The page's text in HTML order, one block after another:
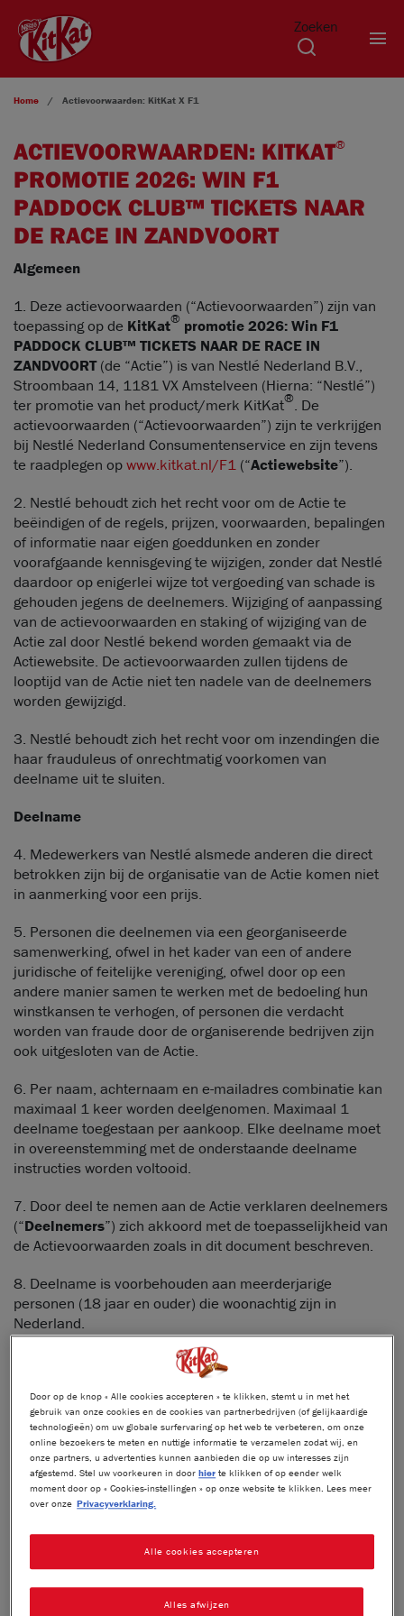
Zoeken
Home Actievoorwaarden: KitKat X F1
ACTIEVOORWAARDEN: KITKAT®
PROMOTIE 2026: WIN F1
PADDOCK CLUB™ TICKETS NAAR
DE RACE IN ZANDVOORT
Algemeen
1. Deze actievoorwaarden (“Actievoorwaarden”) zijn van
toepassing op de KitKat® promotie 2026: Win F1
PADDOCK CLUB™ TICKETS NAAR DE RACE IN
ZANDVOORT(de “Actie”) is van Nestlé Nederland B.V.,
Stroombaan 14, 1181 VX Amstelveen (Hierna: “Nestlé”)
ter promotie van het product/merk KitKat®. De
actievoorwaarden (“Actievoorwaarden”) zijn te verkrijgen
bij Nestlé Nederland Consumentenservice en zijn tevens
te raadplegen opwww.kitkat.nl/F1 (“Actiewebsite”).
2. Nestlé behoudt zich het recht voor om de Actie te
beëindigen of de regels, prijzen, voorwaarden, bepalingen
of informatie naar eigen goeddunken en zonder
voorafgaande kennisgeving te wijzigen, zonder dat Nestlé
daardoor op enigerlei wijze tot vergoeding van schade is
gehouden jegens de deelnemers. Wijziging of aanpassing
van de actievoorwaarden en staking of wijziging van de
Actie zal door Nestlé bekend worden gemaakt via de
Actiewebsite. De actievoorwaarden zullen tijdens de
looptijd van de Actie niet ten nadele van de deelnemers
worden gewijzigd.
3. Nestlé behoudt zich het recht voor om inzendingen die
haar frauduleus of onrechtmatig voorkomen van
deelname uit te sluiten.
Deelname
4. Medewerkers van Nestlé alsmede anderen die direct
betrokken zijn bij de organisatie van de Actie komen niet
in aanmerking voor een prijs.
5. Personen die deelnemen via een georganiseerde
samenwerking, ofwel in het kader van een of andere
juridische of feitelijke vereniging, ofwel door op een
andere manier samen te werken met de bedoeling hun
winstkansen te verhogen, of personen die verdacht
worden van fraude door de organiserende bedrijven zijn
ook uitgesloten van de Actie.
6. Per naam, achternaam en e-mailadres combinatie kan
maximaal 1 keer worden deelgenomen. Maximaal 1
deelname toegestaan per aankoop. Elke deelname moet
in overeenstemming met de onderstaande deelname
instructies worden voltooid.
7. Door deel te nemen aan de Actie verklaren deelnemers
(“Deelnemers”) zich akkoord met de toepasselijkheid van
de Actievoorwaarden zoals in dit document beschreven.
8. Deelname is voorbehouden aan meerderjarige
personen (18 jaar en ouder) die woonachtig zijn in
Nederland.
9. Deelname aan de Actie geschiedt met een
aankoopverplichting.
10. De actieperiode loopt van 01/03/2026 (Start uur
00:00u) tot en met 31/05/2026 (Eind uur: 23:59u)
Inzendingen ontvangen na 31/05/2026 zullen niet meer
in aanmerking komen voor een prijs.
11. Om deel te nemen aan de Promotie moet de
deelnemer de volgende stappen doorlopen tijdens de
Promotieperiode:
Door op de knop « Alle cookies accepteren » te klikken, stemt u in met het
gebruik van onze cookies en de cookies van partnerbedrijven (of gelijkaardige
technologieën) om uw globale surfervaring op het web te verbeteren, om onze
online bezoekers te meten en nuttige informatie te verzamelen zodat wij, en
onze partners, u advertenties kunnen aanbieden die op uw interesses zijn
afgestemd. Stel uw voorkeuren in doorhier te klikken of op eender welk
moment door op « Cookies-instellingen » op onze website te klikken. Lees meer
over onze Privacyverklaring.
Alles afwijzen
Alle cookies accepteren